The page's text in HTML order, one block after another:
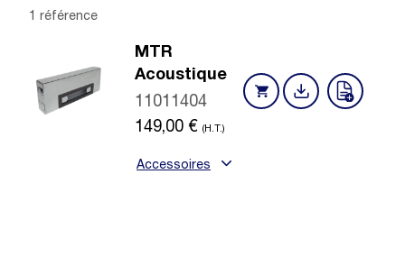
1 référence
MTR
Acoustique
11011404
149,00 € (H.T.)
Accessoires